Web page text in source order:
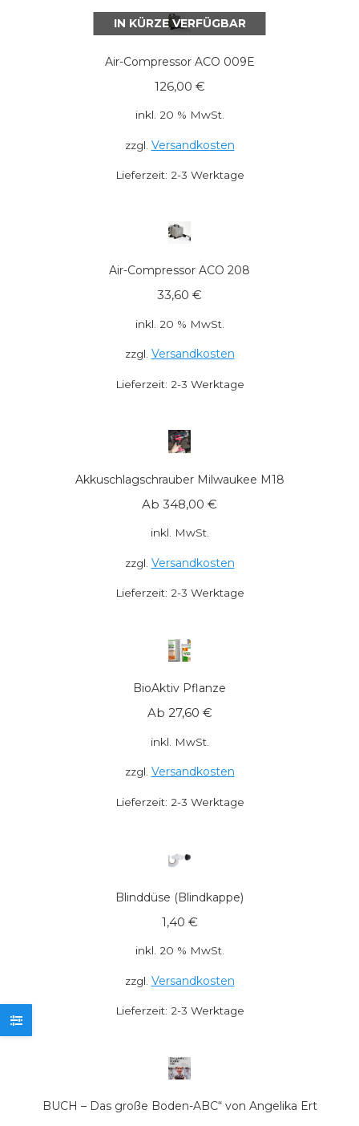
IN KÜRZE VERFÜGBAR
Air-Compressor ACO 009E
126,00 €
inkl. 20 % MwSt.
zzgl. Versandkosten
Lieferzeit: 2-3 Werktage
Air-Compressor ACO 208
33,60 €
inkl. 20 % MwSt.
zzgl. Versandkosten
Lieferzeit: 2-3 Werktage
Akkuschlagschrauber Milwaukee M18
Ab 348,00 €
inkl. MwSt.
zzgl. Versandkosten
Lieferzeit: 2-3 Werktage
BioAktiv Pflanze
Ab 27,60 €
inkl. MwSt.
zzgl. Versandkosten
Lieferzeit: 2-3 Werktage
Blinddüse (Blindkappe)
1,40 €
inkl. 20 % MwSt.
zzgl. Versandkosten
Lieferzeit: 2-3 Werktage
BUCH – Das große Boden-ABC“ von Angelika Ert